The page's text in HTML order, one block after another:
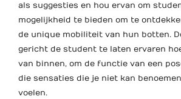
als suggesties en hou ervan om
mogelijkheid te bieden om te
de unique mobiliteit van hun botten.
gericht de student te laten ervaren
van binnen, om de functie van een
die sensaties die je niet kan
voelen.